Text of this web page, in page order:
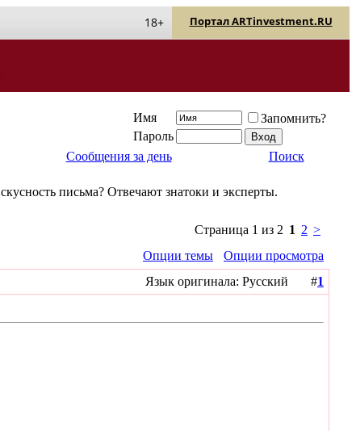
Портал ARTinvestment.RU
18+
Имя
Запомнить?
Пароль
Сообщения за день Поиск
письма? Отвечают знатоки и эксперты.
Страница 1 из 2 1 2 >
Опции темы
Опции просмотра
Язык оригинала: Русский #1